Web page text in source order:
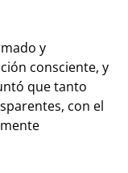
y
consciente, y
que tanto
con el